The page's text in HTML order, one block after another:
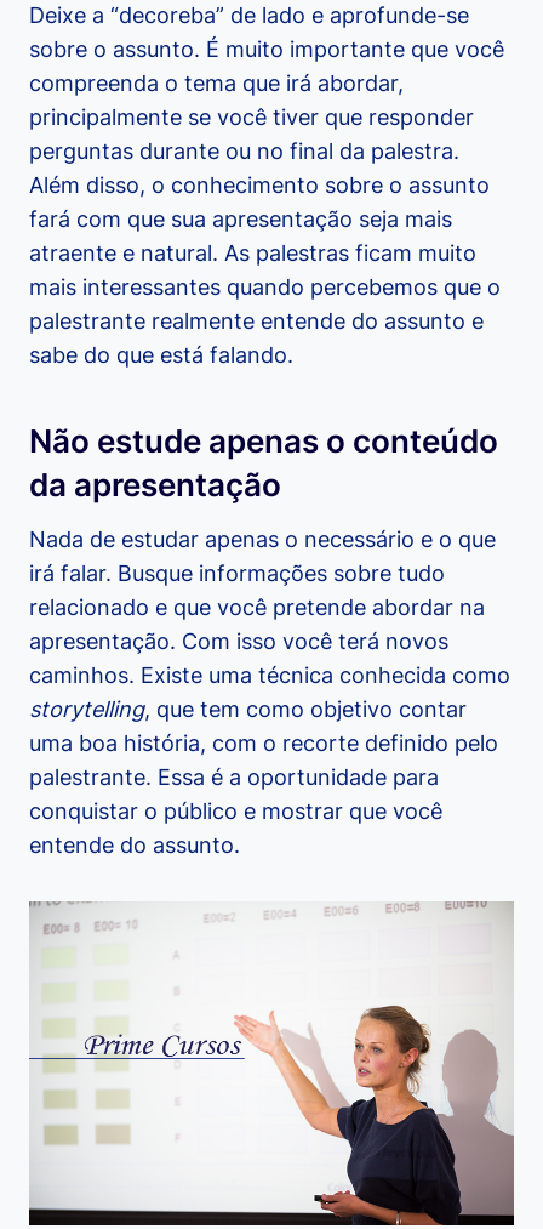
Deixe a “decoreba” de lado e aprofunde-se
sobre o assunto. É muito importante que você
compreenda o tema que irá abordar,
principalmente se você tiver que responder
perguntas durante ou no final da palestra.
Além disso, o conhecimento sobre o assunto
fará com que sua apresentação seja mais
atraente e natural. As palestras ficam muito
mais interessantes quando percebemos que o
palestrante realmente entende do assunto e
sabe do que está falando.
Não estude apenas o conteúdo
da apresentação
Nada de estudar apenas o necessário e o que
irá falar. Busque informações sobre tudo
relacionado e que você pretende abordar na
apresentação. Com isso você terá novos
caminhos. Existe uma técnica conhecida como
storytelling, que tem como objetivo contar
uma boa história, com o recorte definido pelo
palestrante. Essa é a oportunidade para
conquistar o público e mostrar que você
entende do assunto.